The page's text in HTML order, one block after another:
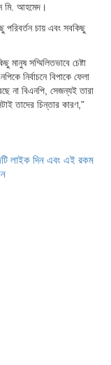
মি. আহমেদ।
চায় এবং সবকিছু
সম্মিলিতভাবে চেষ্টা
নির্বাচনে বিপাকে ফেলা
না বিএনপি, সেজন্যই তারা
তাদের চিন্তার কারণ,”
লাইক দিন এবং এই রকম